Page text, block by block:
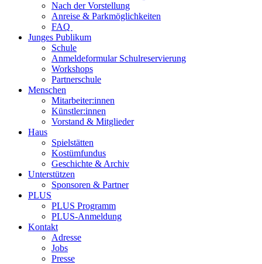
Nach der Vorstellung
Anreise & Parkmöglichkeiten
FAQ
Junges Publikum
Schule
Anmeldeformular Schulreservierung
Workshops
Partnerschule
Menschen
Mitarbeiter:innen
Künstler:innen
Vorstand & Mitglieder
Haus
Spielstätten
Kostümfundus
Geschichte & Archiv
Unterstützen
Sponsoren & Partner
PLUS
PLUS Programm
PLUS-Anmeldung
Kontakt
Adresse
Jobs
Presse